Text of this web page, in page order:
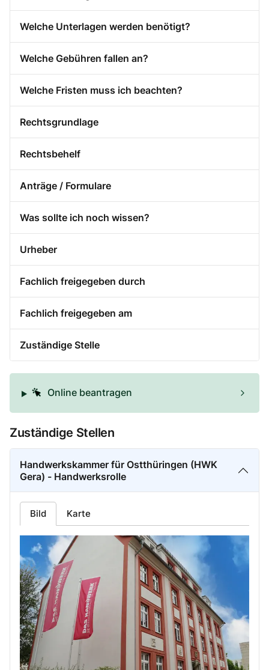
Welche Unterlagen werden benötigt?
Welche Gebühren fallen an?
Welche Fristen muss ich beachten?
Rechtsgrundlage
Rechtsbehelf
Anträge / Formulare
Was sollte ich noch wissen?
Urheber
Fachlich freigegeben durch
Fachlich freigegeben am
Zuständige Stelle
Online beantragen
Zuständige Stellen
Handwerkskammer für Ostthüringen (HWK
Gera) - Handwerksrolle
Bild Karte